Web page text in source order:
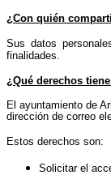
¿Con quién
Sus datos
finalidades.
¿Qué derechos
El ayuntamiento de
dirección de correo
Estos derechos son:
Solicitar el